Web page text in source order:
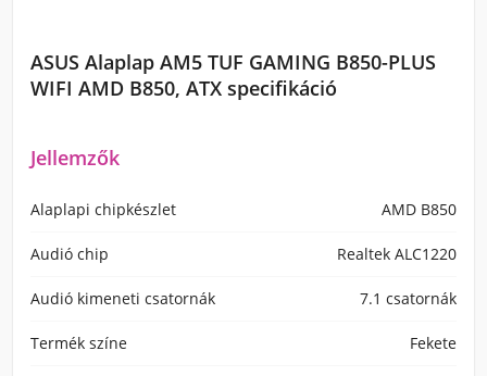
ASUS Alaplap AM5 TUF GAMING B850-PLUS
WIFI AMD B850, ATX specifikáció
Jellemzők
Alaplapi chipkészlet AMD B850
Audió chip Realtek ALC1220
Audió kimeneti csatornák 7.1 csatornák
Termék színe Fekete